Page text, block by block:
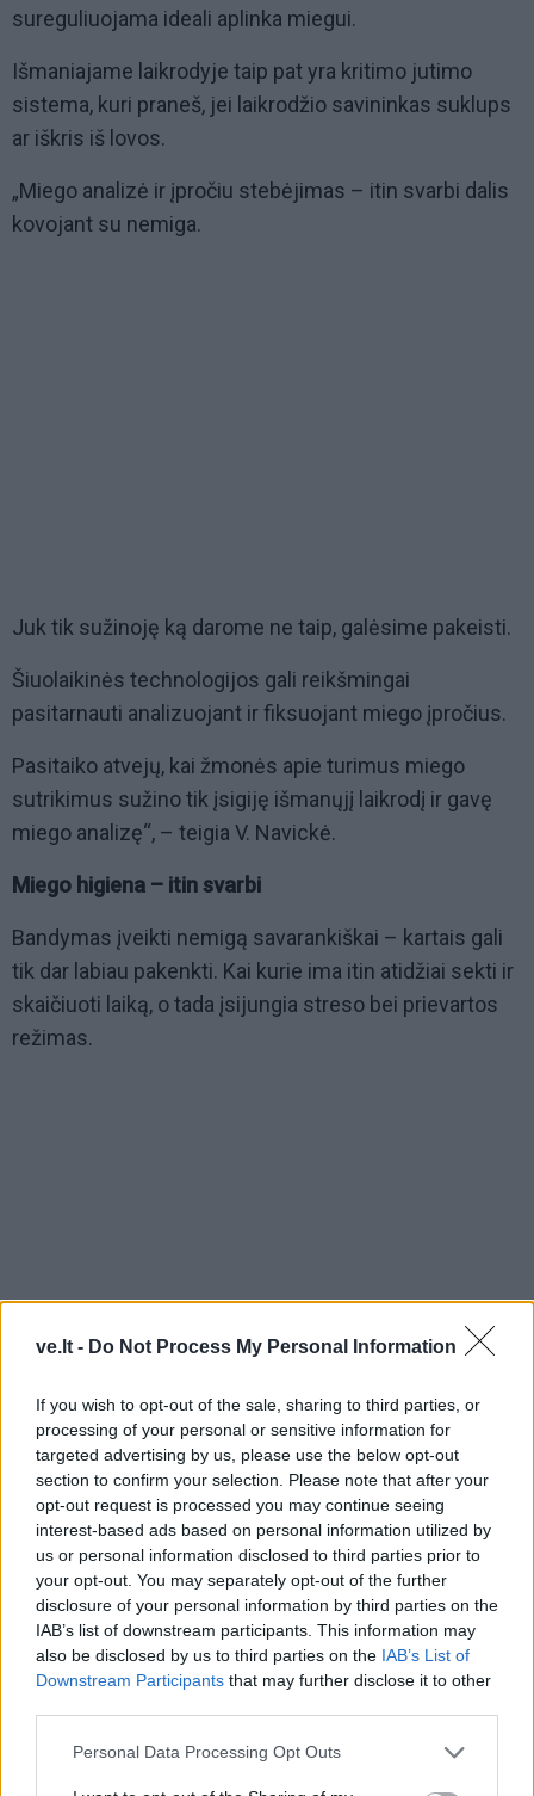
ve.lt - Do Not Process My Personal Information
If you wish to opt-out of the sale, sharing to third parties, or
processing of your personal or sensitive information for
targeted advertising by us, please use the below opt-out
section to confirm your selection. Please note that after your
opt-out request is processed you may continue seeing
interest-based ads based on personal information utilized by
us or personal information disclosed to third parties prior to
your opt-out. You may separately opt-out of the further
disclosure of your personal information by third parties on the
IAB’s list of downstream participants. This information may
also be disclosed by us to third parties on the IAB’s List of
Downstream Participants that may further disclose it to other
Personal Data Processing Opt Outs
sureguliuojama ideali aplinka miegui.
Išmaniajame laikrodyje taip pat yra kritimo jutimo
sistema, kuri praneš, jei laikrodžio savininkas suklups
ar iškris iš lovos.
„Miego analizė ir įpročiu stebėjimas – itin svarbi dalis
kovojant su nemiga.
Juk tik sužinoję ką darome ne taip, galėsime pakeisti.
Šiuolaikinės technologijos gali reikšmingai
pasitarnauti analizuojant ir fiksuojant miego įpročius.
Pasitaiko atvejų, kai žmonės apie turimus miego
sutrikimus sužino tik įsigiję išmanųjį laikrodį ir gavę
miego analizę“, – teigia V. Navickė.
Miego higiena – itin svarbi
Bandymas įveikti nemigą savarankiškai – kartais gali
tik dar labiau pakenkti. Kai kurie ima itin atidžiai sekti ir
skaičiuoti laiką, o tada įsijungia streso bei prievartos
režimas.
„Žmonės retai supranta miego higienos svarbą, jie
verčia save staiga užmigti ir peikia, jeigu to negali.
Ši vidinė įtampa nervų sistemą nukelia į simpatinės
nervų sistemos būseną, kuriai būdingas aktyvumas ir
energija.
Kai tuo tarpu, miegui būtina parasimpatinė aktyvacija,
kuri siejama su ramybe ir apsnūdimu“, – sako
specialistė.
V. Navickė pabrėžia, kad itin svarbu vengti daryti